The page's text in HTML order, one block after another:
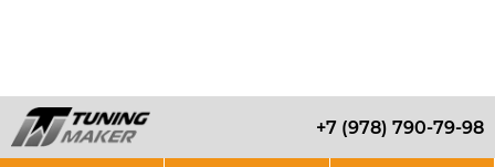
+7 (978) 790-79-98